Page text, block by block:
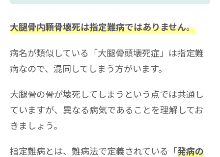
大腿骨内顆骨壊死は指定難病ではありません。
病名が類似している「大腿骨頭壊死症」は指定難
病なので、混同してしまう方がいます。
大腿骨の骨が壊死してしまうという点では共通し
ていますが、異なる病気であることを理解してお
きましょう。
指定難病とは、難病法で定義されている「発病の